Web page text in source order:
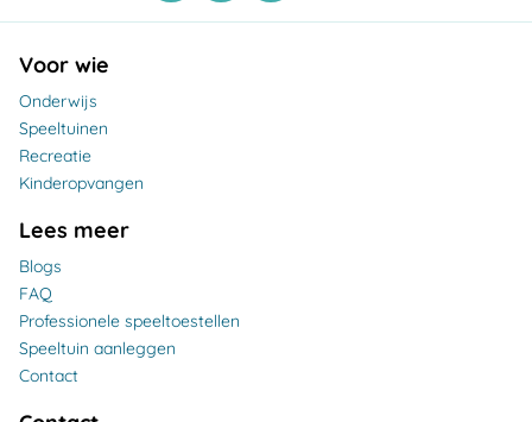
Voor wie
Onderwijs
Speeltuinen
Recreatie
Kinderopvangen
Lees meer
Blogs
FAQ
Professionele speeltoestellen
Speeltuin aanleggen
Contact